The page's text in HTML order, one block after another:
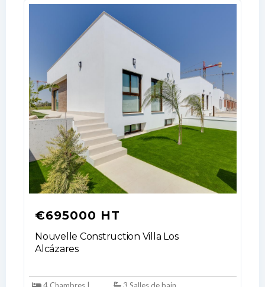
€695000 HT
Nouvelle Construction Villa Los
Alcázares
Log In
Don't have an account?Sign Up
Username